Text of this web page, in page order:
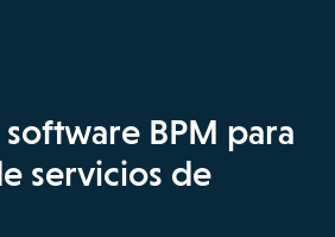
BPM para
servicios de